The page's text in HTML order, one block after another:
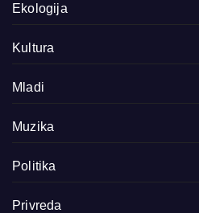
Ekologija
Kultura
Mladi
Muzika
Politika
Privreda